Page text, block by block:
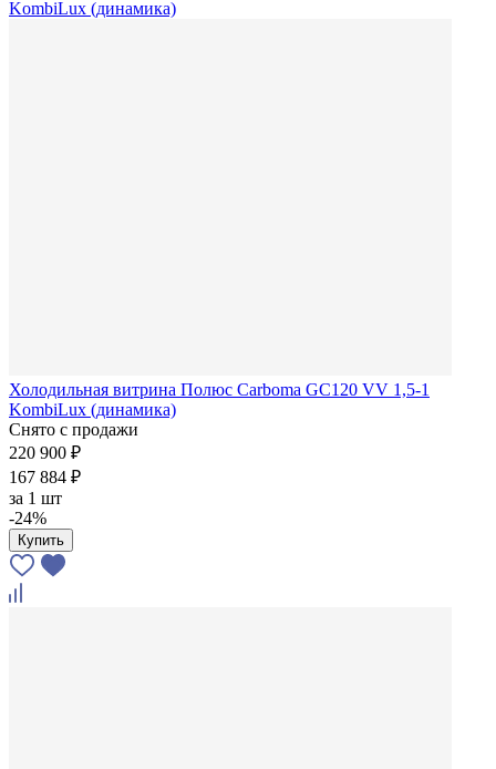
Холодильная витрина Полюс Carboma GC120 VV 1,5-1
KombiLux (динамика)
Снято с продажи
220 900 ₽
167 884 ₽
за 1 шт
-24%
Купить